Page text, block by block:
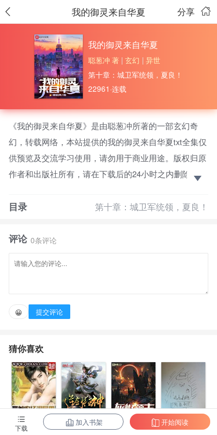
分享
我的御灵来自华夏
我的御灵来自华夏
聪葱冲 著 |玄幻 | 异世
第十章：城卫军统领，夏良！
22961·连载
《我的御灵来自华夏》是由聪葱冲所著的一部玄幻奇
幻，转载网络，本站提供的我的御灵来自华夏txt全集仅
供预览及交流学习使用，请勿用于商业用途。版权归原
作者和出版社所有，请在下载后的24小时之内删除，如
御灵的世界。
人人都有机会契约御灵，成为御灵师。
异世武将、文人、剑修通过人类御灵师契约显于世
洛唐穿越而来，契约只有他知晓的御灵，在这混乱的
千古人杰，西楚霸王项羽。
天命之子，光武帝刘秀。
……
目录 第十章：城卫军统领，夏良！
评论 0条评论
😀 提交评论
猜你喜欢
带着农场混异
逆剑狂神
灰烬领主
阴影帝国
下载
加入书架 开始阅读